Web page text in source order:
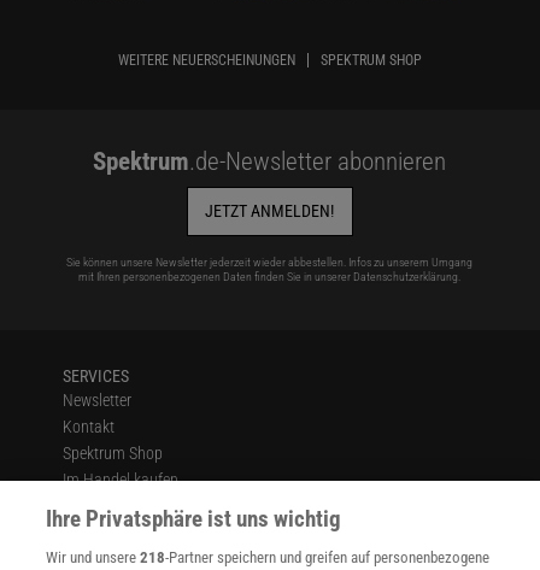
WEITERE NEUERSCHEINUNGEN SPEKTRUM SHOP
Spektrum.de-Newsletter abonnieren
JETZT ANMELDEN!
Sie können unsere Newsletter jederzeit wieder abbestellen. Infos zu unserem Umgang
mit Ihren personenbezogenen Daten finden Sie in unserer Datenschutzerklärung
SERVICES
Newsletter
Kontakt
Spektrum Shop
Im Handel kaufen
Presse
Verträge kündigen
Widerruf
Ihre Privatsphäre ist uns wichtig
Wir und unsere218-Partner speichern und greifen auf personenbezogene